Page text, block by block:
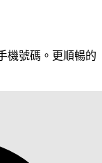
機號碼。更順暢的